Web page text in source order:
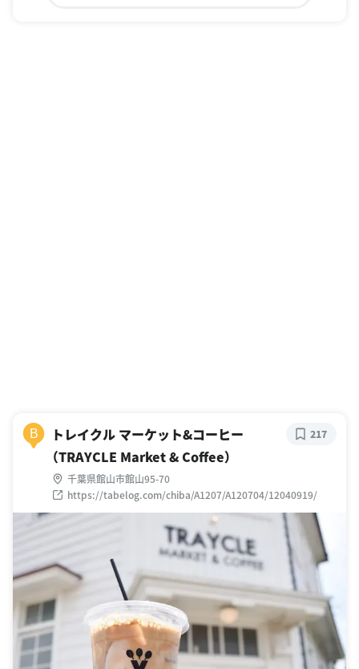
B
トレイクル マーケット&コーヒー
（TRAYCLE Market & Coffee）
千葉県館山市館山95-70
https://tabelog.com/chiba/A1207/A120704/12040919/
217